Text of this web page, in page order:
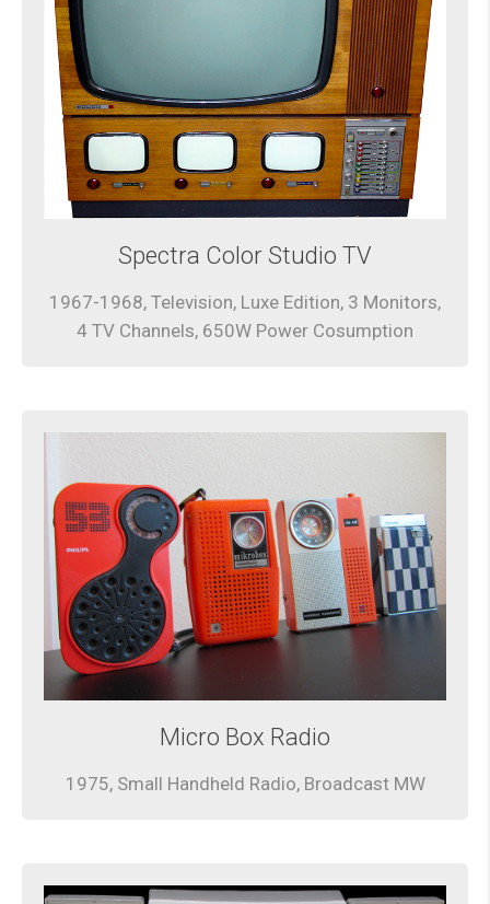
Spectra Color Studio TV
1967-1968, Television, Luxe Edition, 3 Monitors,
4 TV Channels, 650W Power Cosumption
Micro Box Radio
1975, Small Handheld Radio, Broadcast MW